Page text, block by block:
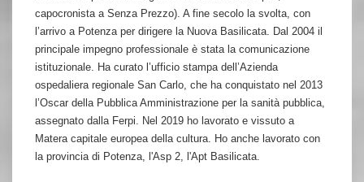
capocronista a Senza Prezzo). A fine secolo la svolta, con
l’arrivo a Potenza per dirigere la Nuova Basilicata. Dal 2004 il
principale impegno professionale è stata la comunicazione
istituzionale. Ha curato l’ufficio stampa dell’Azienda
ospedaliera regionale San Carlo, che ha conquistato nel 2013
l’Oscar della Pubblica Amministrazione per la sanità pubblica,
assegnato dalla Ferpi. Nel 2019 ho lavorato e vissuto a
Matera capitale europea della cultura. Ho anche lavorato con
la provincia di Potenza, l'Asp 2, l'Apt Basilicata.